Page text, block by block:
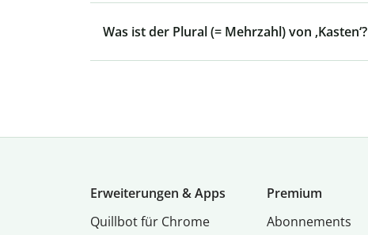
Was ist der Plural (= Mehrzahl) von ‚Kasten‘?
Erweiterungen & Apps
Quillbot für Chrome
Premium
Abon­ne­ments